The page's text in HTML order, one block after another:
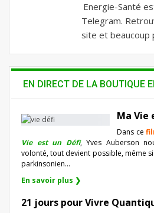
Energie-Santé
Telegram.
site et beaucoup
EN DIRECT DE LA BOUTIQUE
Ma Vie
Dans ce
Vie est un Défi, Yves Auberson
volonté, tout devient possible, même
parkinsonien…
En savoir plus ❯
21 jours pour Vivre